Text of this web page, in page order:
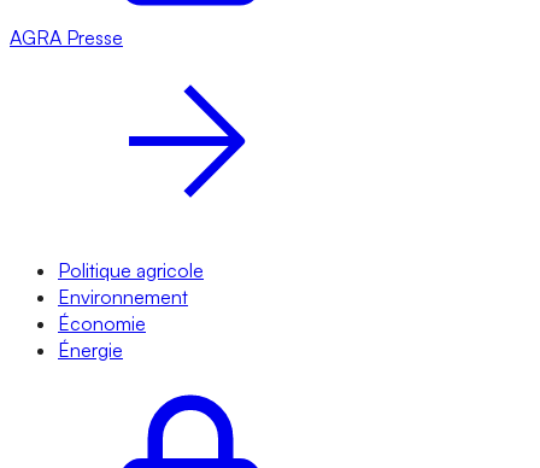
AGRA Presse
Politique agricole
Environnement
Économie
Énergie